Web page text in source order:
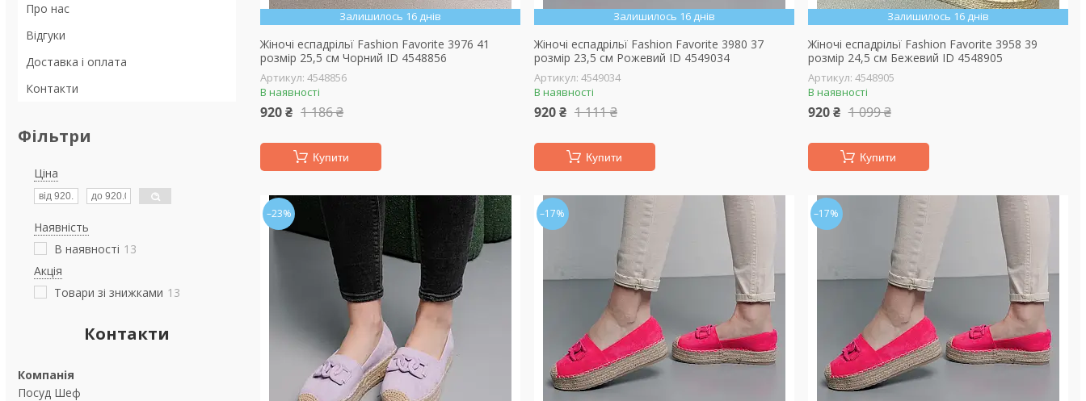
Про нас
Відгуки
Доставка і оплата
Контакти
Фільтри
Ціна
Наявність
В наявності 13
Акція
Товари зі знижками 13
Контакти
Посуд Шеф
Залишилось 16 днів
Жіночі еспадрільї Fashion Favorite 3976 41
розмір 25,5 см Чорний ID 4548856
4548856
В наявності
920 ₴ 1 186 ₴
Купити
Залишилось 16 днів
Жіночі еспадрільї Fashion Favorite 3980 37
розмір 23,5 см Рожевий ID 4549034
4549034
В наявності
920 ₴ 1 111 ₴
Купити
Залишилось 16 днів
Жіночі еспадрільї Fashion Favorite 3958 39
розмір 24,5 см Бежевий ID 4548905
4548905
В наявності
920 ₴ 1 099 ₴
Купити
–23% –17% –17%